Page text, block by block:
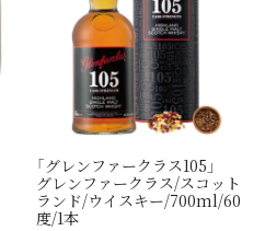
「グレンファークラス105」
グレンファークラス/スコット
ランド/ウイスキー/700ml/60
度/1本